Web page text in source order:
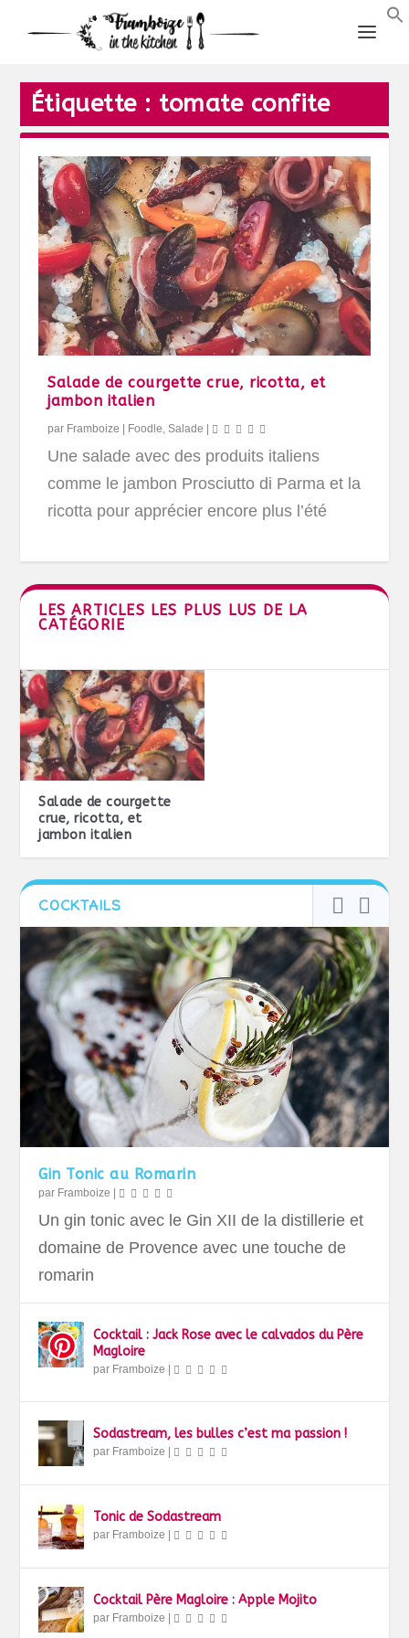
Étiquette : tomate confite
Salade de courgette crue, ricotta, et
jambon italien
par Framboize | Foodle ,Salade |
Une salade avec des produits italiens
comme le jambon Prosciutto di Parma et la
ricotta pour apprécier encore plus l’été
LES ARTICLES LES PLUS LUS DE LA
CATÉGORIE
Salade de courgette
crue, ricotta, et
jambon italien
COCKTAILS
Gin Tonic au Romarin
par Framboize |
Un gin tonic avec le Gin XII de la distillerie et
domaine de Provence avec une touche de
romarin
Cocktail : Jack Rose avec le calvados du Père
Magloire
par Framboize |
Sodastream, les bulles c’est ma passion !
par Framboize |
Tonic de Sodastream
par Framboize |
Cocktail Père Magloire : Apple Mojito
par Framboize |